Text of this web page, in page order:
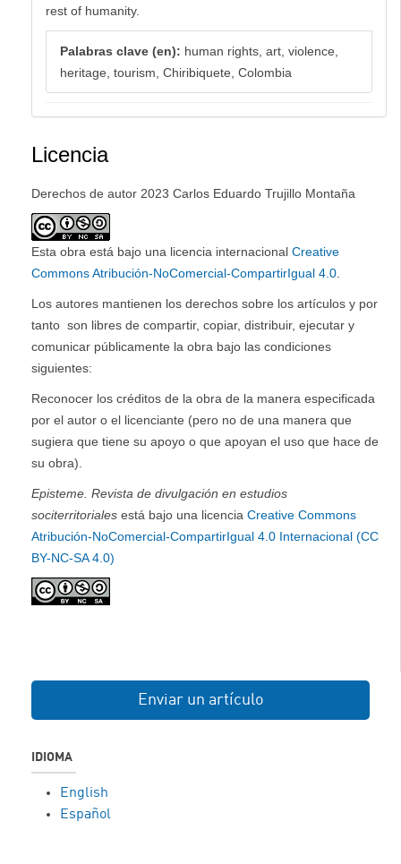
rest of humanity.
Palabras clave (en): human rights, art, violence,
heritage, tourism, Chiribiquete, Colombia
Licencia
Derechos de autor 2023 Carlos Eduardo Trujillo Montaña
Esta obra está bajo una licencia internacional Creative
Commons Atribución-NoComercial-CompartirIgual 4.0
Los autores mantienen los derechos sobre los artículos y por
tanto son libres de compartir, copiar, distribuir, ejecutar y
comunicar públicamente la obra bajo las condiciones
siguientes:
Reconocer los créditos de la obra de la manera especificada
por el autor o el licenciante (pero no de una manera que
sugiera que tiene su apoyo o que apoyan el uso que hace de
su obra).
Episteme. Revista de divulgación en estudios
sociterritoriales está bajo una licencia Creative Commons
Atribución-NoComercial-CompartirIgual 4.0 Internacional (CC
BY-NC-SA 4.0)
Enviar un artículo
IDIOMA
English
Español